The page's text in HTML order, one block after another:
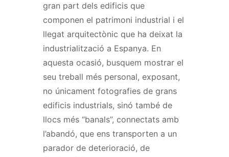
gran part dels edificis que
componen el patrimoni industrial i el
llegat arquitectònic que ha deixat la
industrialització a Espanya. En
aquesta ocasió, busquem mostrar el
seu treball més personal, exposant,
no únicament fotografies de grans
edificis industrials, sinó també de
llocs més “banals”, connectats amb
l’abandó, que ens transporten a un
parador de deterioració, de